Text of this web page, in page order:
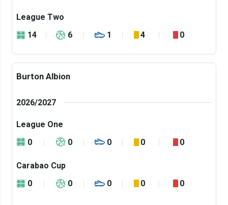
League Two
14
6 1 4 0
Burton Albion
2026/2027
League One
0
0 0 0 0
Carabao Cup
0
0 0 0 0